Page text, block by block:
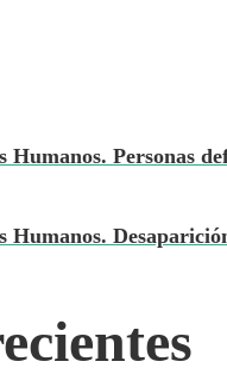
Humanos. Personas
Humanos.